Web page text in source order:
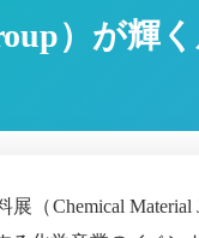
）が輝
（Chemical Material